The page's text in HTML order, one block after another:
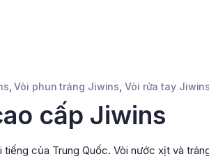
,Vòi phun tráng Jiwins ,Vòi rửa tay Jiwins
cấp Jiwins
của Trung Quốc. Vòi nước xịt và